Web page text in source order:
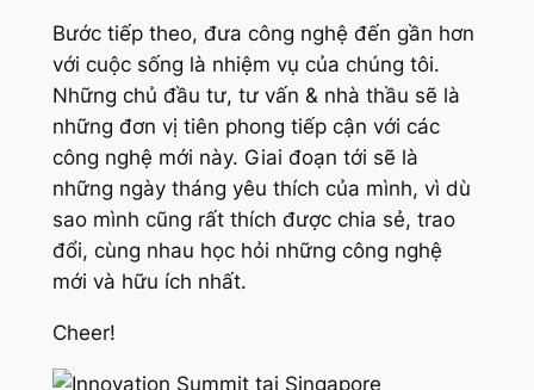
Bước tiếp theo, đưa công nghệ đến gần hơn
với cuộc sống là nhiệm vụ của chúng tôi.
Những chủ đầu tư, tư vấn & nhà thầu sẽ là
những đơn vị tiên phong tiếp cận với các
công nghệ mới này. Giai đoạn tới sẽ là
những ngày tháng yêu thích của mình, vì dù
sao mình cũng rất thích được chia sẻ, trao
đổi, cùng nhau học hỏi những công nghệ
mới và hữu ích nhất.
Cheer!